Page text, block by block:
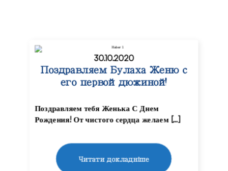
30.10.2020
Поздравляем Булаха Женю с
его первой дюжиной!
Поздравляем тебя Женька С Днем
Рождения! От чистого сердца желаем […]
Читати докладніше